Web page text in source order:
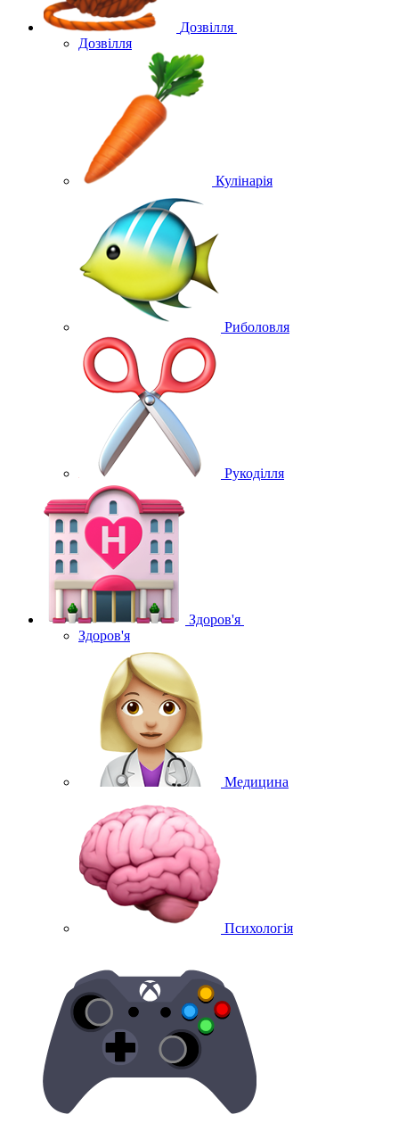
Дозвілля
Дозвілля
Кулінарія
Риболовля
Рукоділля
Здоров'я
Здоров'я
Медицина
Психологія